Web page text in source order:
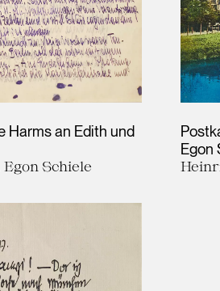
Harms an Edith und
Schiele
Egon